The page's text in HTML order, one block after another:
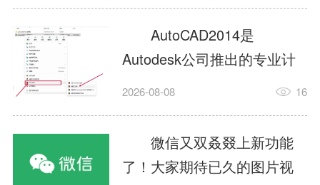
入AutoCAD2014的操作界
面，如图所示：2.在该界面内
找到矩形选项，如图所示：3.
点击矩...
办的解决方法，有需要的小
伙伴可以来了解了解哦。1.打
开控制面板，选择
AutodeskAutoCAD2014。2.
等AutodeskAutoCAD2014的
安装程序加载完毕。3.选择添
加/...
AutoCAD2014是
Autodesk公司推出的专业计
算机辅助设计（CAD）软
子、建筑、服装等多个工程
与设计领域。作为行业标准
工具之一，它提供了强大的
2026-08-08 16
微信又双叒叕上新功能
了！大家期待已久的图片视